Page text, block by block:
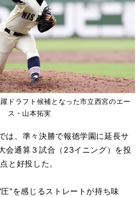
ドラフト候補となった市立西宮のエー
ス・山本拓実
は、準々決勝で報徳学園に延長サ
会通算３試合（23イニング）を投
と好投した。
"を感じるストレートが持ち味